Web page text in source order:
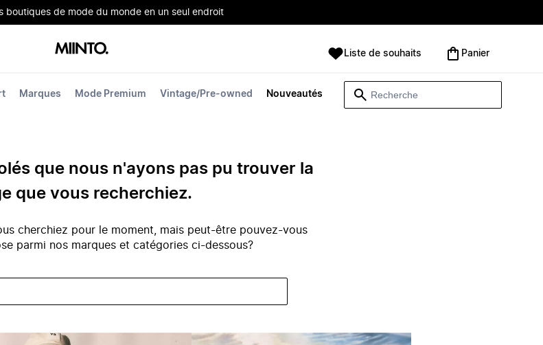
boutiques de mode du monde en un seul endroit
Marques Mode Premium Vintage/Pre-owned Nouveautés
Liste de souhaits Panier
que nous n'ayons pas pu trouver la
que vous recherchiez.
cherchiez pour le moment, mais peut-être pouvez-vous
parmi nos marques et catégories ci-dessous?